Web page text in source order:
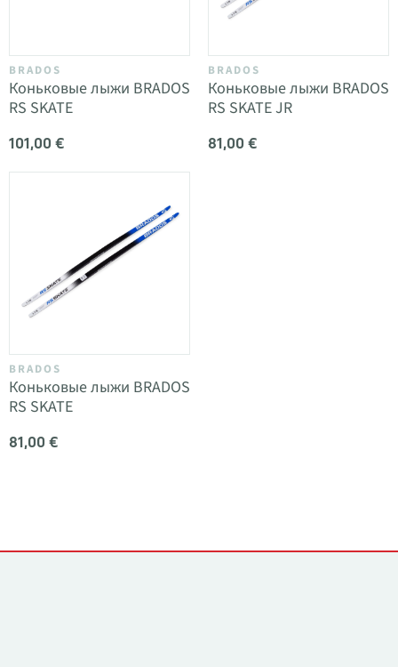
BRADOS
Коньковые лыжи BRADOS
RS SKATE
101,00 €
BRADOS
Коньковые лыжи BRADOS
RS SKATE JR
81,00 €
BRADOS
Коньковые лыжи BRADOS
RS SKATE
81,00 €